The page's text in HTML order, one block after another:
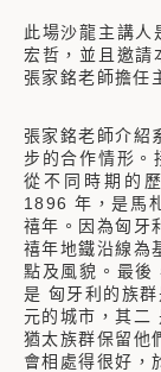
此場沙龍主講人
宏哲，並且邀請
張家銘老師擔任
張家銘老師介紹
步的合作情形。
從不同時期的
1896 年，是馬
禧年。因為匈牙
禧年地鐵沿線為
點及風貌。最後
是 匈牙利的族
元的城市，其二
猶太族群保留他
會相處得很好，